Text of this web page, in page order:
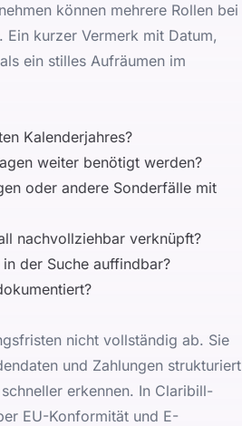
können mehrere Rollen bei
kurzer Vermerk mit Datum,
ein stilles Aufräumen im
Kalenderjahres?
weiter benötigt werden?
oder andere Sonderfälle mit
nachvollziehbar verknüpft?
der Suche auffindbar?
nicht vollständig ab. Sie
und Zahlungen strukturiert
erkennen. In Claribill-
EU-Konformität und E-